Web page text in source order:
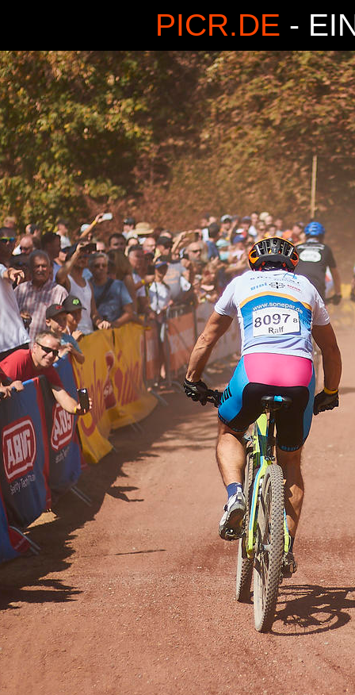
PICR.DE -